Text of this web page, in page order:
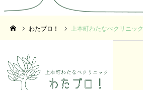
わたブロ！ 上本町わたなべクリニック
整形外科 リハビリ